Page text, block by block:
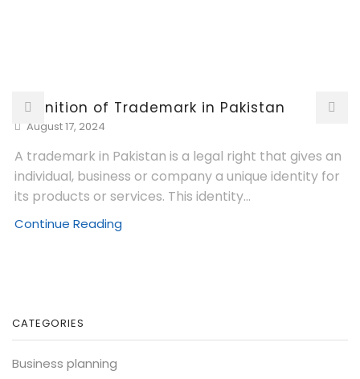
Definition of Trademark in Pakistan
August 17, 2024
A trademark in Pakistan is a legal right that gives an
individual, business or company a unique identity for
its products or services. This identity...
Continue Reading
CATEGORIES
Business planning